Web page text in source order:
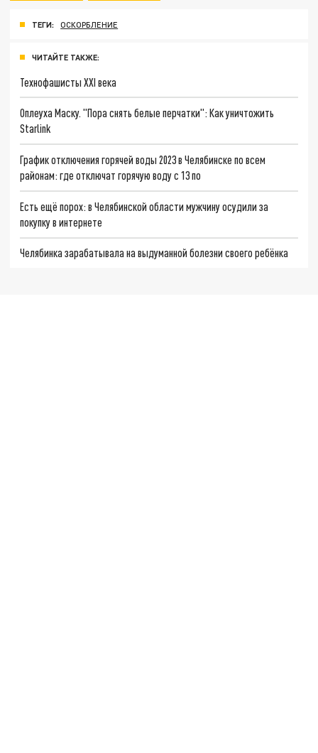
ТЕГИ: ОСКОРБЛЕНИЕ
ЧИТАЙТЕ ТАКЖЕ:
Технофашисты XXI века
Оплеуха Маску. "Пора снять белые перчатки": Как уничтожить
Starlink
График отключения горячей воды 2023 в Челябинске по всем
районам: где отключат горячую воду с 13 по
Есть ещё порох: в Челябинской области мужчину осудили за
покупку в интернете
Челябинка зарабатывала на выдуманной болезни своего ребёнка